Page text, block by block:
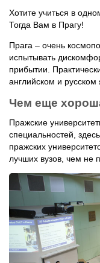
Хотите учиться в
Тогда Вам в Прагу!
Прага – очень
испытывать
прибытии.
английском и русском
Чем еще
Пражские
специальностей,
пражских
лучших вузов, чем не